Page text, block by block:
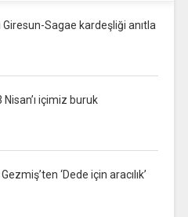
Giresun-Sagae kardeşliği anıtla
Nisan’ı içimiz buruk
‘Dede için aracılık’